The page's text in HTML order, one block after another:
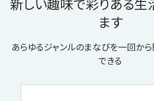
ます
あらゆるジャンルのまなびを一回か
できる